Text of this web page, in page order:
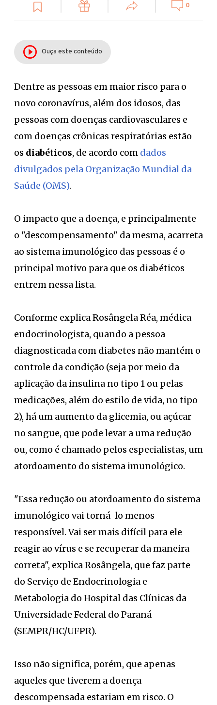
0
Ouça este conteúdo
Dentre as pessoas em maior risco para o
novo coronavírus, além dos idosos, das
pessoas com doenças cardiovasculares e
com doenças crônicas respiratórias estão
os diabéticos, de acordo com dados
divulgados pela Organização Mundial da
Saúde (OMS).
O impacto que a doença, e principalmente
o "descompensamento" da mesma, acarreta
ao sistema imunológico das pessoas é o
principal motivo para que os diabéticos
entrem nessa lista.
Conforme explica Rosângela Réa, médica
endocrinologista, quando a pessoa
diagnosticada com diabetes não mantém o
controle da condição (seja por meio da
aplicação da insulina no tipo 1 ou pelas
medicações, além do estilo de vida, no tipo
2), há um aumento da glicemia, ou açúcar
no sangue, que pode levar a uma redução
ou, como é chamado pelos especialistas, um
atordoamento do sistema imunológico.
"Essa redução ou atordoamento do sistema
imunológico vai torná-lo menos
responsível. Vai ser mais difícil para ele
reagir ao vírus e se recuperar da maneira
correta", explica Rosângela, que faz parte
do Serviço de Endocrinologia e
Metabologia do Hospital das Clínicas da
Universidade Federal do Paraná
(SEMPR/HC/UFPR).
Isso não significa, porém, que apenas
aqueles que tiverem a doença
descompensada estariam em risco. O